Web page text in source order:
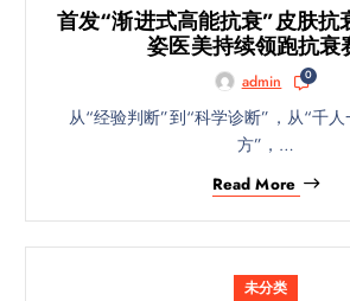
首发“渐进式高能抗衰”皮肤抗
姿医美持续领跑抗衰
admin 0
从“经验判断”到“科学诊断”，从“千
方”，…
Read More
未分类